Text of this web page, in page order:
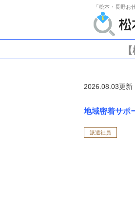
「松本・長野お
2026.08.03更新
地域密着サポ
派遣社員